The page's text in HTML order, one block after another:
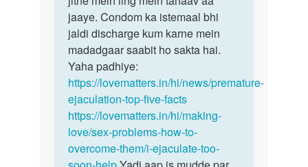
jaaye. Condom ka istemaal bhi
jaldi discharge kum karne mein
madadgaar saabit ho sakta hai.
Yaha padhiye:
https://lovematters.in/hi/news/premature-
ejaculation-top-five-facts
https://lovematters.in/hi/making-
love/sex-problems-how-to-
overcome-them/i-ejaculate-too-